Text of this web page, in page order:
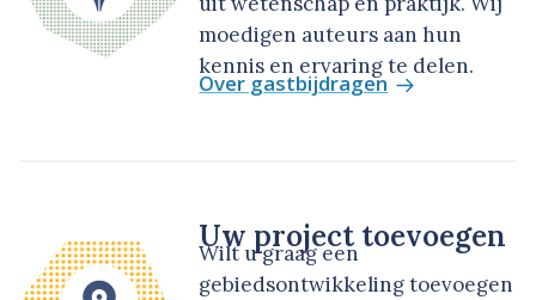
moedigen auteurs aan hun
kennis en ervaring te delen.
Over gastbijdragen
Uw project toevoegen
Wilt u graag een
gebiedsontwikkeling toevoegen